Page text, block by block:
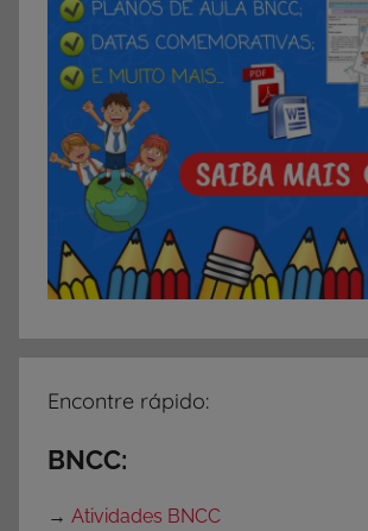
e
p
a
a
Encontre rápido:
BNCC:
→ Atividades BNCC